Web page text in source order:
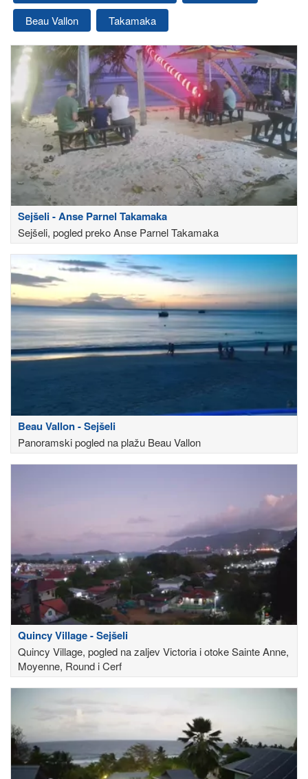
Beau Vallon
Takamaka
Sejšeli - Anse Parnel Takamaka
Sejšeli, pogled preko Anse Parnel Takamaka
Beau Vallon - Sejšeli
Panoramski pogled na plažu Beau Vallon
Quincy Village - Sejšeli
Quincy Village, pogled na zaljev Victoria i otoke Sainte Anne,
Moyenne, Round i Cerf